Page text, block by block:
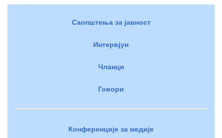
Саопштења за јавност
Интервјуи
Чланци
Говори
Конференције за медије